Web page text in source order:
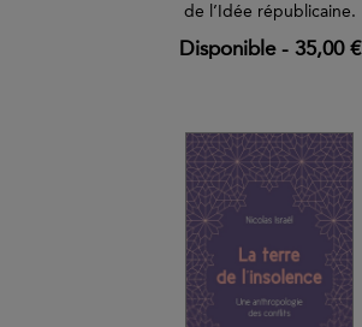
de l’Idée républicaine.
Disponible- 35,00 €